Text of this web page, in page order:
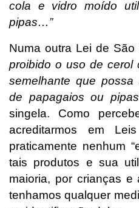
cola e vidro moído
pipas…”
Numa outra Lei de São
proibido o uso de cerol
semelhante que
de papagaios ou
singela. Como
acreditarmos em
praticamente nenhum
tais produtos e sua
maioria, por crianças e
tenhamos qualquer